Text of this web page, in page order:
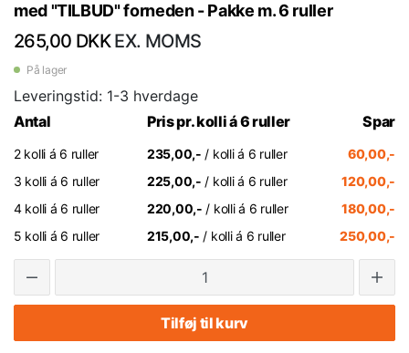
med "TILBUD" forneden - Pakke m. 6 ruller
265,00 DKK EX. MOMS
På lager
Leveringstid: 1-3 hverdage
Antal
Pris pr. kolli á 6 ruller Spar
2 kolli á 6 ruller 235,00,- / kolli á 6 ruller
60,00,-
3 kolli á 6 ruller
225,00,- / kolli á 6 ruller
120,00,-
4 kolli á 6 ruller
220,00,- / kolli á 6 ruller
180,00,-
5 kolli á 6 ruller
215,00,- / kolli á 6 ruller 250,00,-
Tilføj til kurv